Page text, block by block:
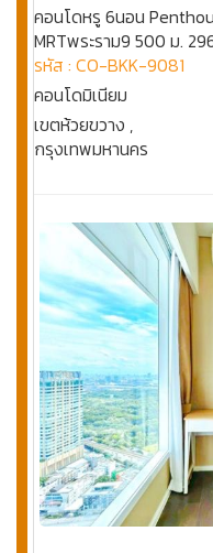
คอนโดหรู 6นอน
MRTพระราม9 500 ม.
รหัส : CO-BKK-9081
คอนโดมิเนียม
เขตห้วยขวาง ,
กรุงเทพมหานคร